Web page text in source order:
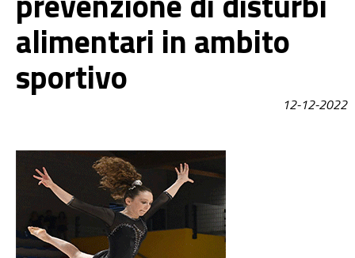
alimentari in ambito
sportivo
12-12-2022